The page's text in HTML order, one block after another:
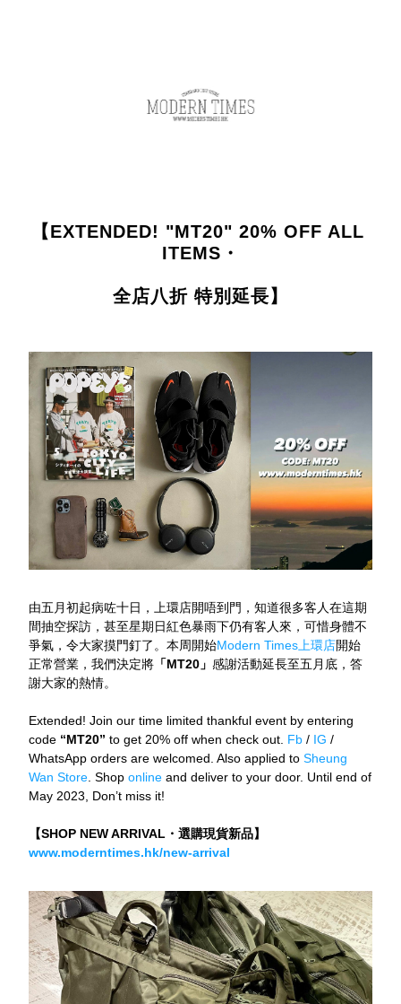
【EXTENDED! "MT20" 20% OFF ALL
ITEMS・
全店八折 特別延長】
由五月初起病咗十日，上環店開唔到門，知道很多客人在這期
間抽空探訪，甚至星期日紅色暴雨下仍有客人來，可惜身體不
爭氣，令大家摸門釘了。本周開始Modern Times上環店開始
正常營業，我們決定將 「MT20」 感謝活動延長至五月底，答
謝大家的熱情。
Extended! Join our time limited thankful event by entering
code “MT20” to get 20% off when check out. Fb / IG /
WhatsApp orders are welcomed. Also applied to Sheung
Wan Store . Shop online and deliver to your door. Until end of
May 2023, Don’t miss it!
【SHOP NEW ARRIVAL・選購現貨新品】
www.moderntimes.hk/new-arrival